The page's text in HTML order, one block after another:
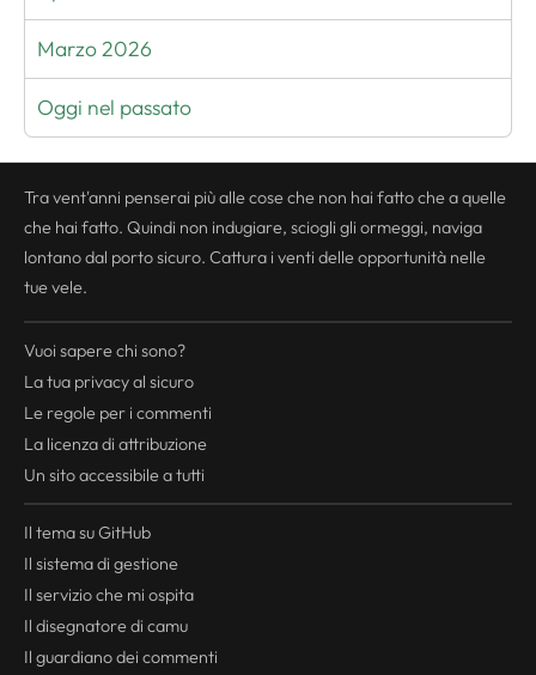
Marzo 2026
Oggi nel passato
Tra vent'anni penserai più alle cose che non hai fatto che a quelle
che hai fatto. Quindi non indugiare, sciogli gli ormeggi, naviga
lontano dal porto sicuro. Cattura i venti delle opportunità nelle
tue vele.
Vuoi sapere chi sono?
La tua privacyal sicuro
Le regole per i commenti
La licenza di attribuzione
Un sito accessibile a tutti
Il tema su GitHub
Il sistema di gestione
Il servizio che mi ospita
Il disegnatore di camu
Il guardiano dei commenti